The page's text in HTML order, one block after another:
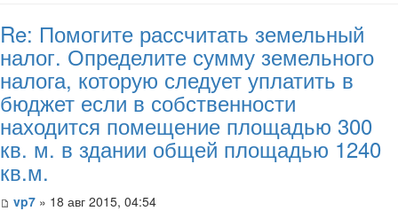
Re: Помогите рассчитать земельный
налог. Определите сумму земельного
налога, которую следует уплатить в
бюджет если в собственности
находится помещение площадью 300
кв. м. в здании общей площадью 1240
кв.м.
vp7 » 18 авг 2015, 04:54